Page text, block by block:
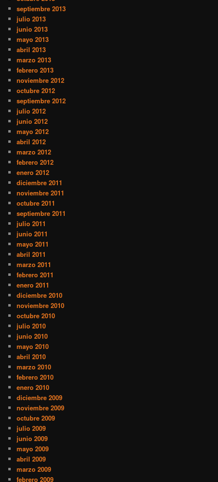
septiembre 2013
julio 2013
junio 2013
mayo 2013
abril 2013
marzo 2013
febrero 2013
noviembre 2012
octubre 2012
septiembre 2012
julio 2012
junio 2012
mayo 2012
abril 2012
marzo 2012
febrero 2012
enero 2012
diciembre 2011
noviembre 2011
octubre 2011
septiembre 2011
julio 2011
junio 2011
mayo 2011
abril 2011
marzo 2011
febrero 2011
enero 2011
diciembre 2010
noviembre 2010
octubre 2010
julio 2010
junio 2010
mayo 2010
abril 2010
marzo 2010
febrero 2010
enero 2010
diciembre 2009
noviembre 2009
octubre 2009
julio 2009
junio 2009
mayo 2009
abril 2009
marzo 2009
febrero 2009